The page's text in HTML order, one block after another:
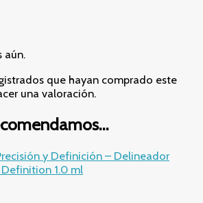
aún.
que hayan comprado este
una valoración.